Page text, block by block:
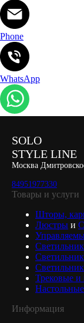
Phone
WhatsApp
SOLO
STYLE LINE
Москва
84951977330
Товары и услуги
Шторы,
Люстры и
Трековые
Информация